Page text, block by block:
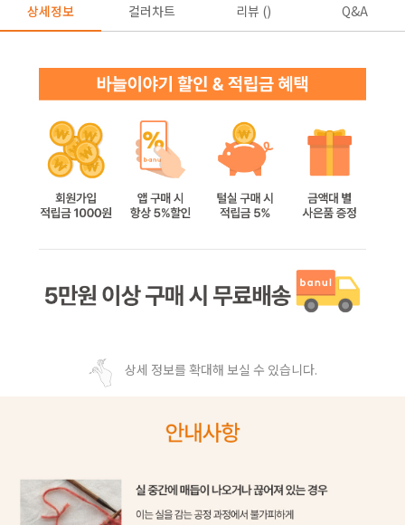
상세정보 컬러차트 리뷰 () Q&A
상세 정보를 확대해 보실 수 있습니다.